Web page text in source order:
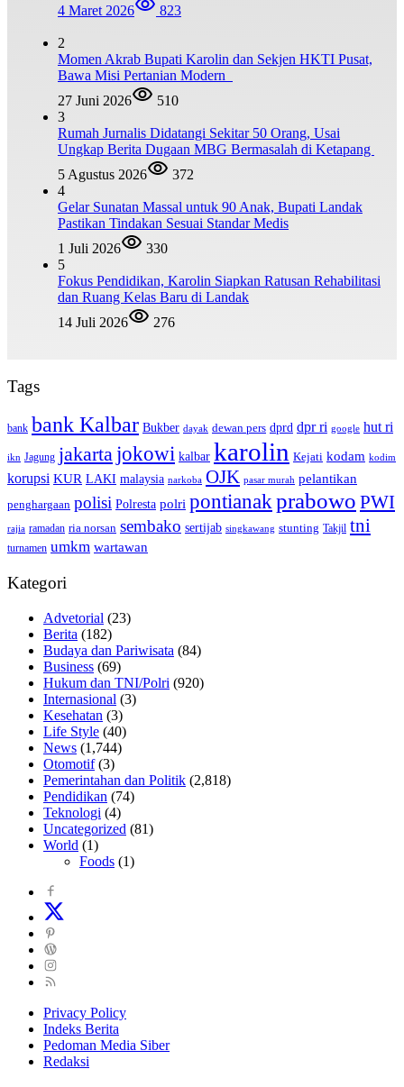
4 Maret 2026
823
2
Momen Akrab Bupati Karolin dan Sekjen HKTI Pusat,
Bawa Misi Pertanian Modern
27 Juni 2026
510
3
Rumah Jurnalis Didatangi Sekitar 50 Orang, Usai
Ungkap Berita Dugaan MBG Bermasalah di Ketapang
5 Agustus 2026
372
4
Gelar Sunatan Massal untuk 90 Anak, Bupati Landak
Pastikan Tindakan Sesuai Standar Medis
1 Juli 2026
330
5
Fokus Pendidikan, Karolin Siapkan Ratusan Rehabilitasi
dan Ruang Kelas Baru di Landak
14 Juli 2026
276
Tags
bank bank Kalbar Bukber dayak dewan pers dprd dpr ri google hut ri
ikn Jagung jakarta jokowi kalbar karolin Kejati kodam kodim
korupsi KUR LAKI malaysia narkoba OJK pasar murah pelantikan
penghargaan polisi Polresta polri pontianakprabowo PWI
rajia ramadan ria norsan sembako sertijab singkawang stunting Takjil tni
turnamen umkm wartawan
Kategori
Advetorial (23)
Berita (182)
Budaya dan Pariwisata (84)
Business (69)
Hukum dan TNI/Polri (920)
Internasional (3)
Kesehatan (3)
Life Style (40)
News (1,744)
Otomotif(3)
Pemerintahan dan Politik (2,818)
Pendidikan (74)
Teknologi (4)
Uncategorized (81)
World (1)
Foods (1)
Privacy Policy
Indeks Berita
Pedoman Media Siber
Redaksi